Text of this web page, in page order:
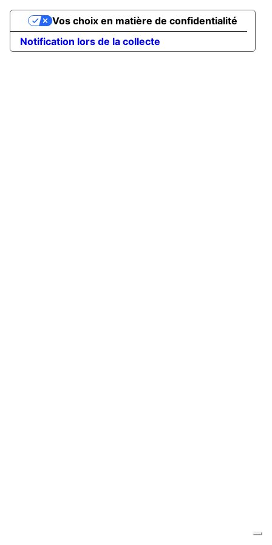
Notification lors de la collecte
Vos choix en matière de confidentialité